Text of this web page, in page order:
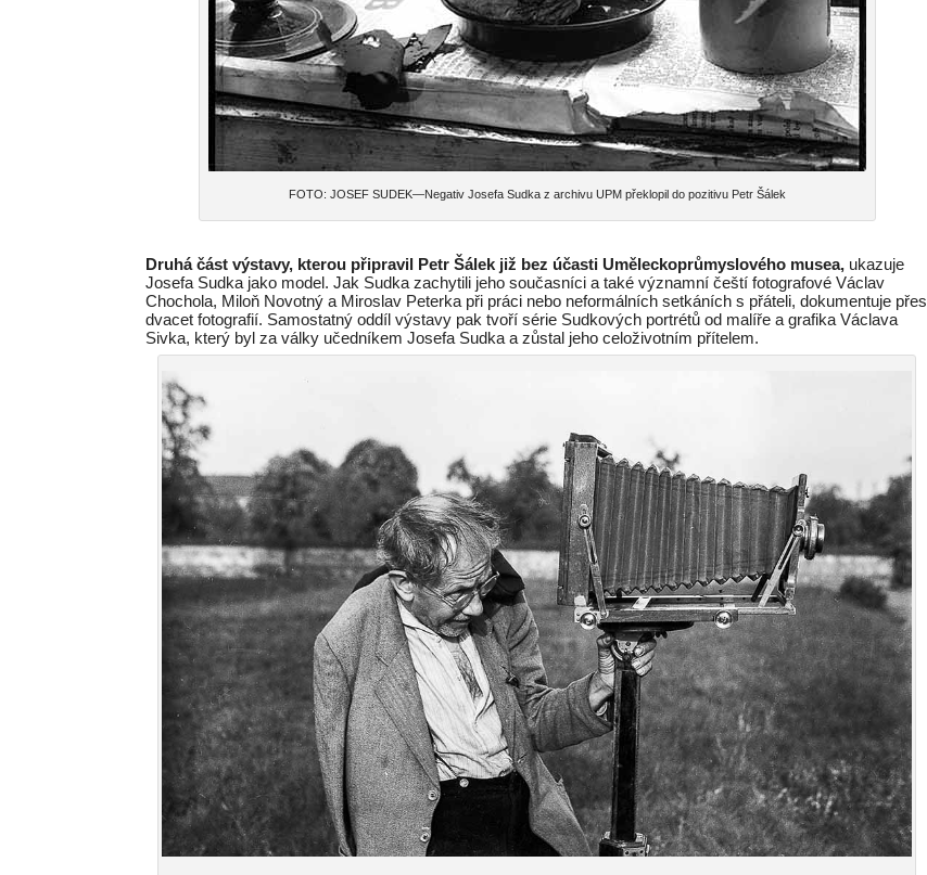
FOTO: JOSEF SUDEK—Negativ Josefa Sudka z archivu UPM překlopil do pozitivu Petr Šálek
Druhá část výstavy, kterou připravil Petr Šálek již bez účasti Uměleckoprůmyslového musea, ukazuje
Josefa Sudka jako model. Jak Sudka zachytili jeho současníci a také významní čeští fotografové Václav
Chochola, Miloň Novotný a Miroslav Peterka při práci nebo neformálních setkáních s přáteli, dokumentuje přes
dvacet fotografií. Samostatný oddíl výstavy pak tvoří série Sudkových portrétů od malíře a grafika Václava
Sivka, který byl za války učedníkem Josefa Sudka a zůstal jeho celoživotním přítelem.